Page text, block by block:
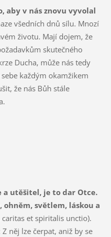
aby v nás znovu vyvolal
všedních dnů sílu. Mnozí
životu. Mají dojem, že
skutečného
Ducha, může nás tedy
každým okamžikem
že nás Bůh stále
a utěšitel, je to dar Otce.
ohněm, světlem, láskou a
et spiritalis unctio).
Z něj lze čerpat, aniž by se